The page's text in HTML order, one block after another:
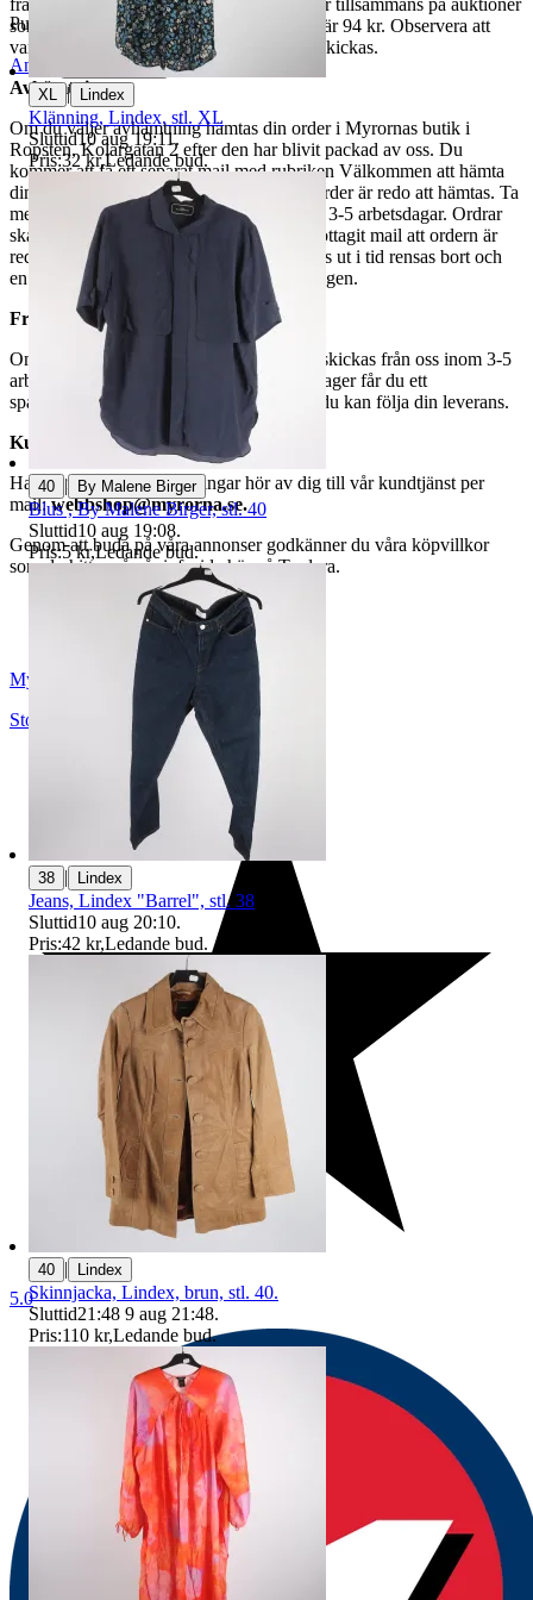
fraktpriset. Vi samfraktar upp till fyra varor tillsammans på auktioner
som avslutas samma dag. Samfraktspriset är 94 kr. Observera att
varor märkta endast avhämtning inte kan skickas.
Avhämtning
Om du väljer avhämtning hämtas din order i Myrornas butik i
Ropsten, Kolargatan 2 efter den har blivit packad av oss. Du
kommer att få ett separat mail med rubriken Välkommen att hämta
din order på Myrorna i Ropsten! när din order är redo att hämtas. Ta
med legitimation. Hanteringstiden är cirka 3-5 arbetsdagar. Ordrar
ska hämtas senast 7 dagar efter att man mottagit mail att ordern är
redo för avhämtning. Ordrar som ej hämtas ut i tid rensas bort och
en avgift på 84 kr dras av från återbetalningen.
Frakt
Om du har valt frakt kommer din vara att skickas från oss inom 3-5
arbetsdagar. När din vara har lämnat vårt lager får du ett
spårningsnummer av DSV inom kort där du kan följa din leverans.
Kundservice
Har du frågor eller funderingar hör av dig till vår kundtjänst per
mail:webbshop@myrorna.se.
Genom att buda på våra annonser godkänner du våra köpvillkor
som du hittar på vår infosida här på Tradera.
Publicerad
29 maj 21:12
Anmäl Sälj liknande
Myrorna
Stockholm
Sverige
5.0
XL | Lindex
Klänning, Lindex, stl. XL
Sluttid10 aug 19:11.
Pris:32 kr,Ledande bud.
40 | By Malene Birger
Blus , By Malene Birger, stl. 40
Sluttid10 aug 19:08.
Pris:5 kr,Ledande bud.
38 | Lindex
Jeans, Lindex "Barrel", stl. 38
Sluttid10 aug 20:10.
Pris:42 kr,Ledande bud.
40 | Lindex
Skinnjacka, Lindex, brun, stl. 40.
Sluttid21:48 9 aug 21:48.
Pris:110 kr,Ledande bud.